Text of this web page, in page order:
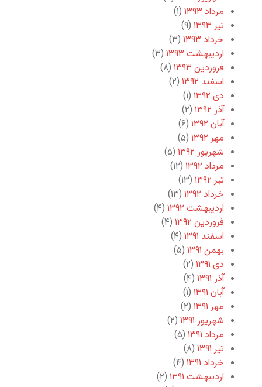
مرداد ۱۳۹۳
(۱)
تیر ۱۳۹۳
(۹)
خرداد ۱۳۹۳
(۳)
اردیبهشت ۱۳۹۳
(۳)
فروردین ۱۳۹۳
(۸)
اسفند ۱۳۹۲
(۲)
دی ۱۳۹۲
(۱)
آذر ۱۳۹۲
(۲)
آبان ۱۳۹۲
(۶)
مهر ۱۳۹۲
(۵)
شهریور ۱۳۹۲
(۵)
مرداد ۱۳۹۲
(۱۲)
تیر ۱۳۹۲
(۱۳)
خرداد ۱۳۹۲
(۱۳)
اردیبهشت ۱۳۹۲
(۴)
فروردین ۱۳۹۲
(۴)
اسفند ۱۳۹۱
(۴)
بهمن ۱۳۹۱
(۵)
دی ۱۳۹۱
(۲)
آذر ۱۳۹۱
(۴)
آبان ۱۳۹۱
(۱)
مهر ۱۳۹۱
(۲)
شهریور ۱۳۹۱
(۲)
مرداد ۱۳۹۱
(۵)
تیر ۱۳۹۱
(۸)
خرداد ۱۳۹۱
(۴)
اردیبهشت ۱۳۹۱
(۲)